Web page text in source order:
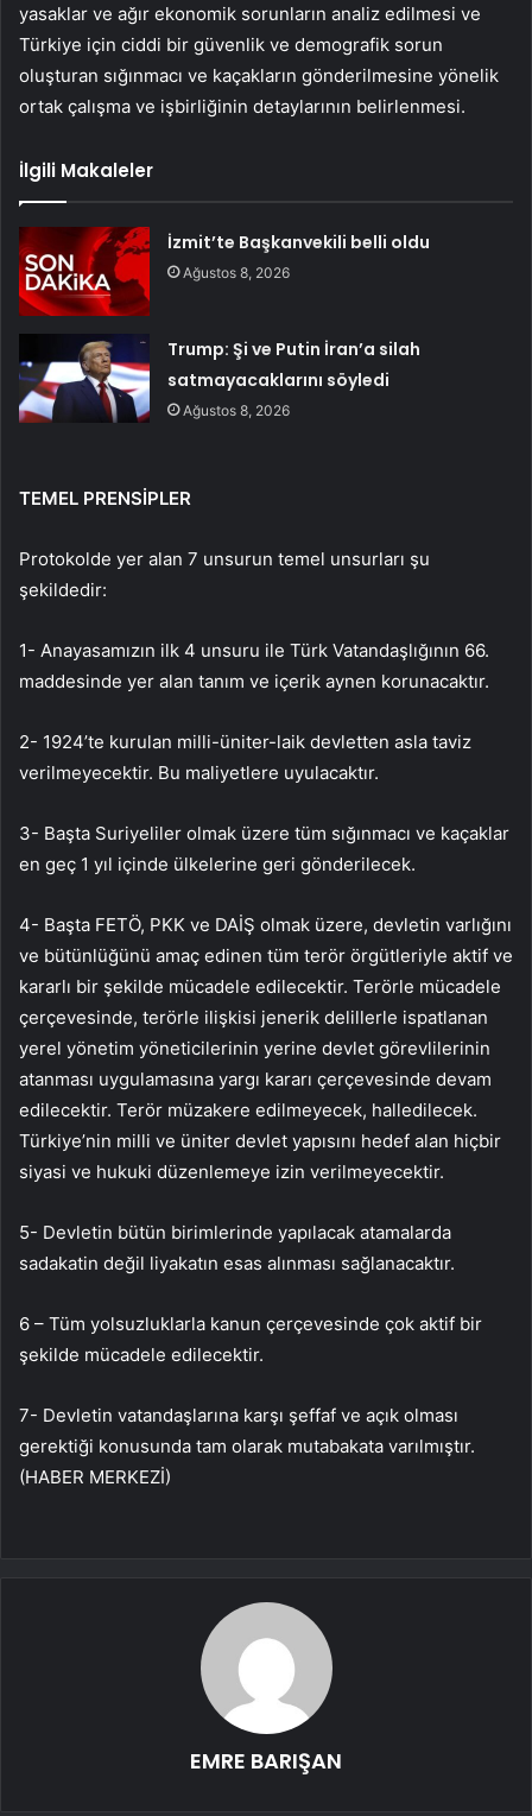
yasaklar ve ağır ekonomik sorunların analiz edilmesi ve
Türkiye için ciddi bir güvenlik ve demografik sorun
oluşturan sığınmacı ve kaçakların gönderilmesine yönelik
ortak çalışma ve işbirliğinin detaylarının belirlenmesi.
İlgili Makaleler
İzmit’te Başkanvekili belli oldu
Ağustos 8, 2026
Trump: Şi ve Putin İran’a silah
satmayacaklarını söyledi
Ağustos 8, 2026
TEMEL PRENSİPLER
Protokolde yer alan 7 unsurun temel unsurları şu
şekildedir:
1- Anayasamızın ilk 4 unsuru ile Türk Vatandaşlığının 66.
maddesinde yer alan tanım ve içerik aynen korunacaktır.
2- 1924’te kurulan milli-üniter-laik devletten asla taviz
verilmeyecektir. Bu maliyetlere uyulacaktır.
3- Başta Suriyeliler olmak üzere tüm sığınmacı ve kaçaklar
en geç 1 yıl içinde ülkelerine geri gönderilecek.
4- Başta FETÖ, PKK ve DAİŞ olmak üzere, devletin varlığını
ve bütünlüğünü amaç edinen tüm terör örgütleriyle aktif ve
kararlı bir şekilde mücadele edilecektir. Terörle mücadele
çerçevesinde, terörle ilişkisi jenerik delillerle ispatlanan
yerel yönetim yöneticilerinin yerine devlet görevlilerinin
atanması uygulamasına yargı kararı çerçevesinde devam
edilecektir. Terör müzakere edilmeyecek, halledilecek.
Türkiye’nin milli ve üniter devlet yapısını hedef alan hiçbir
siyasi ve hukuki düzenlemeye izin verilmeyecektir.
5- Devletin bütün birimlerinde yapılacak atamalarda
sadakatin değil liyakatın esas alınması sağlanacaktır.
6 – Tüm yolsuzluklarla kanun çerçevesinde çok aktif bir
şekilde mücadele edilecektir.
7- Devletin vatandaşlarına karşı şeffaf ve açık olması
gerektiği konusunda tam olarak mutabakata varılmıştır.
(HABER MERKEZİ)
EMRE BARIŞAN